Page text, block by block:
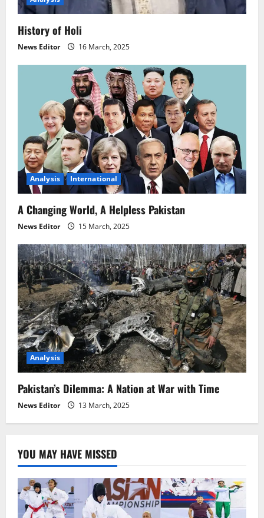
History of Holi
News Editor 16 March, 2025
Analysis International
A Changing World, A Helpless Pakistan
News Editor 15 March, 2025
Analysis
Pakistan’s Dilemma: A Nation at War with Time
News Editor 13 March, 2025
YOU MAY HAVE MISSED